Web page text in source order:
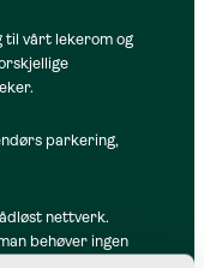
til vårt lekerom og
parkering,
nettverk.
behøver ingen